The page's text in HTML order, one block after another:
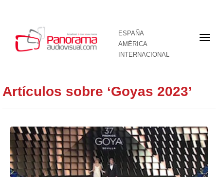
ESPAÑA
AMÉRICA
INTERNACIONAL
Artículos sobre ‘Goyas 2023’